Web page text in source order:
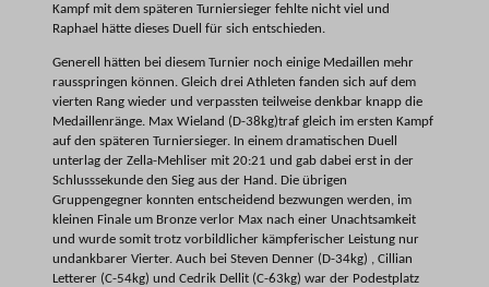
Kampf mit dem späteren Turniersieger fehlte nicht viel und
Raphael hätte dieses Duell für sich entschieden.
Generell hätten bei diesem Turnier noch einige Medaillen mehr
rausspringen können. Gleich drei Athleten fanden sich auf dem
vierten Rang wieder und verpassten teilweise denkbar knapp die
Medaillenränge. Max Wieland (D-38kg)traf gleich im ersten Kampf
auf den späteren Turniersieger. In einem dramatischen Duell
unterlag der Zella-Mehliser mit 20:21 und gab dabei erst in der
Schlusssekunde den Sieg aus der Hand. Die übrigen
Gruppengegner konnten entscheidend bezwungen werden, im
kleinen Finale um Bronze verlor Max nach einer Unachtsamkeit
und wurde somit trotz vorbildlicher kämpferischer Leistung nur
undankbarer Vierter. Auch bei Steven Denner (D-34kg) , Cillian
Letterer (C-54kg) und Cedrik Dellit (C-63kg) war der Podestplatz